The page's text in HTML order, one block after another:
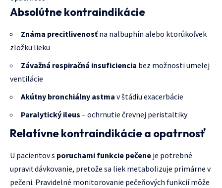
Absolútne kontraindikácie
Známa precitlivenosť na nalbuphín alebo ktorúkoľvek
zložku lieku
Závažná respiračná insuficiencia bez možnosti umelej
ventilácie
Akútny bronchiálny astma v štádiu exacerbácie
Paralytický ileus – ochrnutie črevnej peristaltiky
Relatívne kontraindikácie a opatrnosť
U pacientov s poruchami funkcie pečene je potrebné
upraviť dávkovanie, pretože sa liek metabolizuje primárne v
pečeni. Pravidelné monitorovanie pečeňových funkcií môže